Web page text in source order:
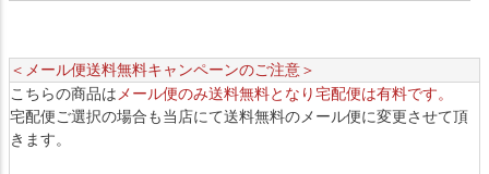
＜メール便送料無料キャンペーンのご注意＞
こちらの商品は メール便のみ送料無料となり宅配便は有料です。
宅配便ご選択の場合も当店にて送料無料のメール便に変更させて頂
きます。